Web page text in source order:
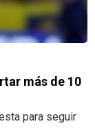
más de 10
para seguir